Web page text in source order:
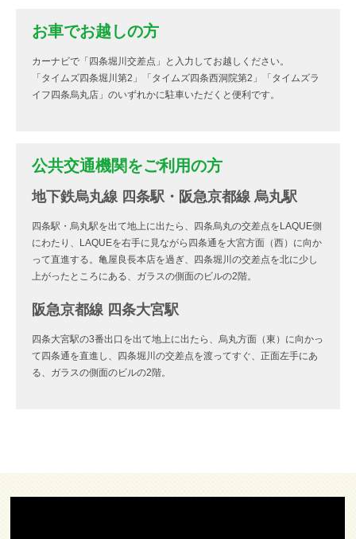
お車でお越しの方
カーナビで「四条堀川交差点」と入力してお越しください。
「タイムズ四条堀川第2」「タイムズ四条西洞院第2」「タイムズラ
イフ四条烏丸店」のいずれかに駐車いただくと便利です。
公共交通機関をご利用の方
地下鉄烏丸線 四条駅・阪急京都線 烏丸駅
四条駅・烏丸駅を出て地上に出たら、四条烏丸の交差点をLAQUE側
にわたり、LAQUEを右手に見ながら四条通を大宮方面（西）に向か
って直進する。亀屋良長本店を過ぎ、四条堀川の交差点を北に少し
上がったところにある、ガラスの側面のビルの2階。
阪急京都線 四条大宮駅
四条大宮駅の3番出口を出て地上に出たら、烏丸方面（東）に向かっ
て四条通を直進し、四条堀川の交差点を渡ってすぐ、正面左手にあ
る、ガラスの側面のビルの2階。